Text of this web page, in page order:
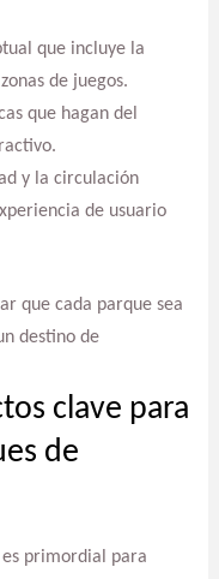
que incluye la
de juegos.
que hagan del
y la circulación
de usuario
que cada parque sea
destino de
clave para
de
es primordial para